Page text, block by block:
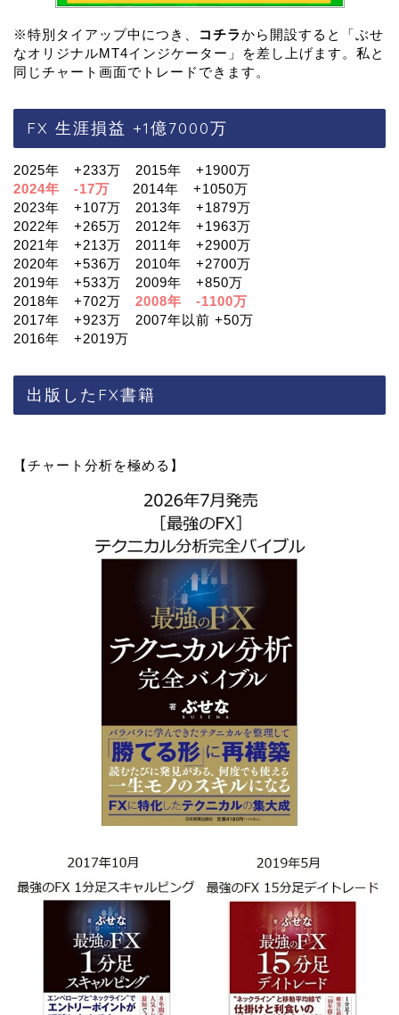
※特別タイアップ中につき、 コチラから開設すると「ぶせ
なオリジナルMT4インジケーター」を差し上げます。私と
同じチャート画面でトレードできます。
FX 生涯損益 +1億7000万
2025年 +233万 2015年 +1900万
2024年 -17万
2014年 +1050万
2023年 +107万 2013年 +1879万
2022年 +265万 2012年 +1963万
2021年 +213万 2011年 +2900万
2020年 +536万 2010年 +2700万
2019年 +533万 2009年 +850万
2018年 +702万 2008年 -1100万
2017年 +923万 2007年以前 +50万
2016年 +2019万
出版したFX書籍
【チャート分析を極める】